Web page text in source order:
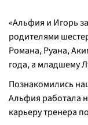
«Альфия и Игорь
родителями
Романа, Руана,
года, а младшему
Познакомились
Альфия работала
карьеру тренера